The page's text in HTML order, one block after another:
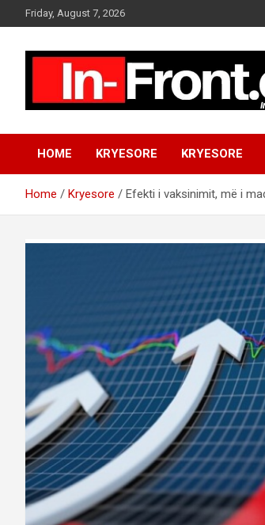
k
e
Friday, August 7, 2026
HOME KRYESORE KRYESORE
Home Kryesore Efekti i vaksinimit, më i